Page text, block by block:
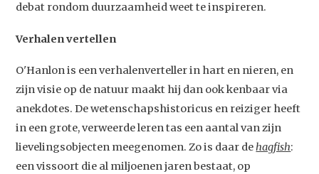
debat rondom duurzaamheid weet te inspireren.
Verhalen vertellen
O'Hanlon is een verhalenverteller in hart en nieren, en
zijn visie op de natuur maakt hij dan ook kenbaar via
anekdotes. De wetenschapshistoricus en reiziger heeft
in een grote, verweerde leren tas een aantal van zijn
lievelingsobjecten meegenomen. Zo is daar dehagfish:
een vissoort die al miljoenen jaren bestaat, op